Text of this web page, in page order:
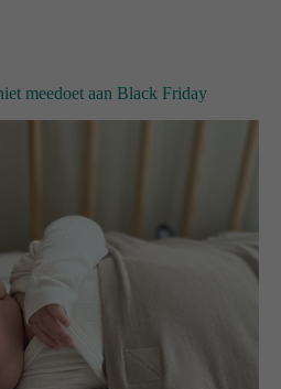
meedoet aan Black Friday